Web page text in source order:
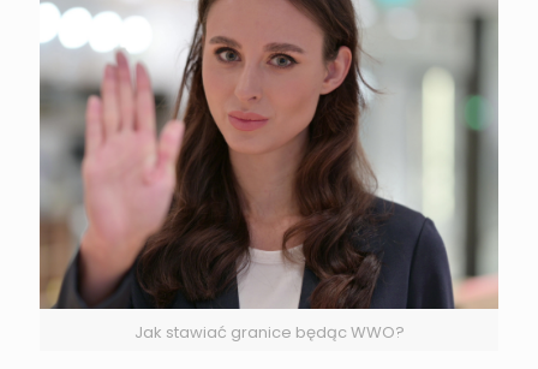
Jak stawiać granice będąc WWO?